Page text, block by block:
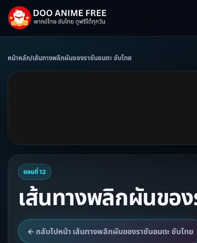
หน้าหลัก/เส้นทางพลิกผันของราชันอมตะ ซับไทย
ตอนที่ 12
เส้นทางพลิกผันขอ
← กลับไปหน้า เส้นทางพลิกผันของราชันอมตะ ซับไทย